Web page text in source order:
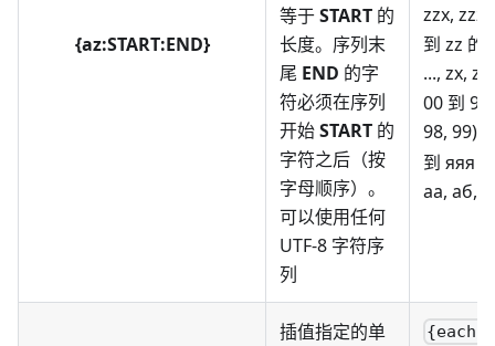
{az:START:END}
等于START 的
长度。序列末
尾 END 的字
符必须在序列
开始START 的
字符之后（按
字母顺序）。
可以使用任何
UTF-8 字符序
列
zzx,
到 zz 的
..., zx,
00 到 99
98, 99)。
到 яяя
аа, аб,
插值指定的单